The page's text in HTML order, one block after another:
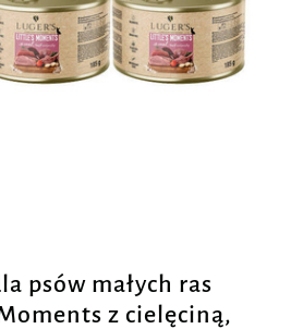
psów małych ras
z cielęciną,